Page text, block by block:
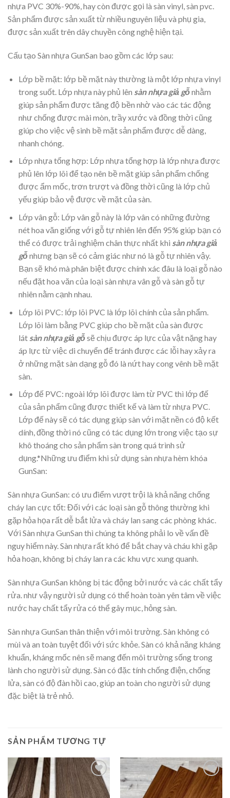
nhựa PVC 30%-90%, hay còn được gọi là sàn vinyl, sàn pvc.
Sản phẩm được sản xuất từ nhiều nguyên liệu và phụ gia,
được sản xuất trên dây chuyền công nghệ hiện tại.
Cấu tạo Sàn nhựa GunSan bao gồm các lớp sau:
Lớp bề mặt: lớp bề mặt này thường là một lớp nhựa vinyl
trong suốt. Lớp nhựa này phủ lên sàn nhựa giả gỗnhằm
giúp sản phẩm được tăng độ bền nhờ vào các tác động
như chống được mài mòn, trầy xước và đồng thời cũng
giúp cho việc vệ sinh bề mặt sản phẩm được dễ dàng,
nhanh chóng.
Lớp nhựa tổng hợp: Lớp nhựa tổng hợp là lớp nhựa được
phủ lên lớp lõi để tạo nên bề mặt giúp sản phẩm chống
được ẩm mốc, trơn trượt và đồng thời cũng là lớp chủ
yếu giúp bảo vệ được về mặt của sàn.
Lớp vân gỗ: Lớp vân gỗ này là lớp vân có những đường
nét hoa văn giống với gỗ tự nhiên lên đến 95% giúp bạn có
thể có được trải nghiệm chân thực nhất khi sàn nhựa giả
gỗnhưng bạn sẽ có cảm giác như nó là gỗ tự nhiên vậy.
Bạn sẽ khó mà phân biệt được chính xác đâu là loại gỗ nào
nếu đặt hoa văn của loại sàn nhựa vân gỗ và sàn gỗ tự
nhiên nằm cạnh nhau.
Lớp lõi PVC: lớp lõi PVC là lớp lõi chính của sản phẩm.
Lớp lõi làm bằng PVC giúp cho bề mặt của sàn được
lát sàn nhựa giả gỗsẽ chịu được áp lực của vật nặng hay
áp lực từ việc di chuyển để tránh được các lỗi hay xảy ra
ở những mặt sàn dạng gỗ đó là nứt hay cong vênh bề mặt
sàn.
Lớp đế PVC: ngoài lớp lõi được làm từ PVC thì lớp đế
của sản phẩm cũng được thiết kế và làm từ nhựa PVC.
Lớp đế này sẽ có tác dụng giúp sàn với mặt nền có độ kết
dính, đồng thời nó cũng có tác dụng lớn trong việc tạo sự
khô thoáng cho sản phẩm sàn trong quá trình sử
dụng.*Những ưu điểm khi sử dụng sàn nhựa hèm khóa
GunSan:
Sàn nhựa GunSan: có ưu điểm vượt trội là khả năng chống
cháy lan cực tốt: Đối với các loại sàn gỗ thông thường khi
gặp hỏa họa rất dễ bắt lửa và cháy lan sang các phòng khác.
Với Sàn nhựa GunSan thì chúng ta không phải lo về vấn đề
nguy hiểm này. Sàn nhựa rất khó để bắt chay và cháu khi gặp
hỏa hoạn, không bị cháy lan ra các khu vực xung quanh.
Sàn nhựa GunSan không bị tác động bởi nước và các chất tẩy
rửa. như vậy người sử dụng có thể hoàn toàn yên tâm về việc
nước hay chất tẩy rửa có thể gây mục, hỏng sàn.
Sàn nhựa GunSan thân thiện với môi trường. Sàn không có
mùi và an toàn tuyệt đối với sức khỏe. Sàn có khả năng kháng
khuẩn, kháng mốc nên sẽ mang đến môi trường sống trong
lành cho người sử dụng. Sàn có đặc tính chống điện, chống
lửa, sàn có độ đàn hồi cao, giúp an toàn cho người sử dụng
đặc biệt là trẻ nhỏ.
SẢN PHẨM TƯƠNG TỰ